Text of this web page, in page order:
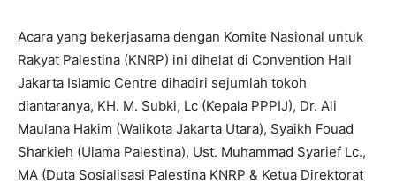
Acara yang bekerjasama dengan Komite Nasional untuk
Rakyat Palestina (KNRP) ini dihelat di Convention Hall
Jakarta Islamic Centre dihadiri sejumlah tokoh
diantaranya, KH. M. Subki, Lc (Kepala PPPIJ), Dr. Ali
Maulana Hakim (Walikota Jakarta Utara), Syaikh Fouad
Sharkieh (Ulama Palestina), Ust. Muhammad Syarief Lc.,
MA (Duta Sosialisasi Palestina KNRP & Ketua Direktorat